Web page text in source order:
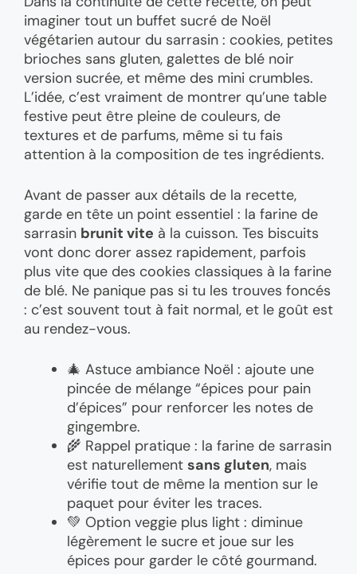
imaginer tout un buffet sucré de Noël
végétarien autour du sarrasin : cookies, petites
brioches sans gluten, galettes de blé noir
version sucrée, et même des mini crumbles.
L’idée, c’est vraiment de montrer qu’une table
festive peut être pleine de couleurs, de
textures et de parfums, même si tu fais
attention à la composition de tes ingrédients.
Avant de passer aux détails de la recette,
garde en tête un point essentiel : la farine de
sarrasin brunit vite à la cuisson. Tes biscuits
vont donc dorer assez rapidement, parfois
plus vite que des cookies classiques à la farine
de blé. Ne panique pas si tu les trouves foncés
: c’est souvent tout à fait normal, et le goût est
au rendez-vous.
🎄 Astuce ambiance Noël : ajoute une
pincée de mélange “épices pour pain
d’épices” pour renforcer les notes de
gingembre.
🌾 Rappel pratique : la farine de sarrasin
est naturellement sans gluten, mais
vérifie tout de même la mention sur le
paquet pour éviter les traces.
💚 Option veggie plus light : diminue
légèrement le sucre et joue sur les
épices pour garder le côté gourmand.